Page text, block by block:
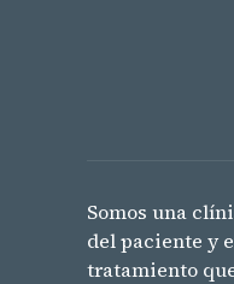
Somos una
del paciente y
tratamiento